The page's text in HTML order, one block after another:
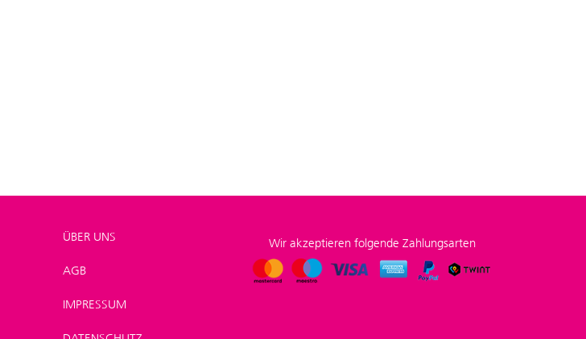
ÜBER UNS
AGB
IMPRESSUM
Wir akzeptieren folgende Zahlungsarten